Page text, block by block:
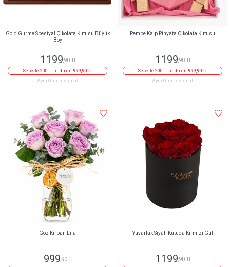
Gold Gurme Spesiyal Çikolata Kutusu Büyük
Boy
1199,90 TL
Sepette 200 TL indirim 999,90 TL
Aynı Gün Teslimat
Pembe Kalp Pinyata Çikolata Kutusu
1199,90 TL
Sepette 200 TL indirim 999,90 TL
Aynı Gün Teslimat
Göz Kırpan Lila
999,90 TL
Yuvarlak Siyah Kutuda Kırmızı Gül
1199,90 TL